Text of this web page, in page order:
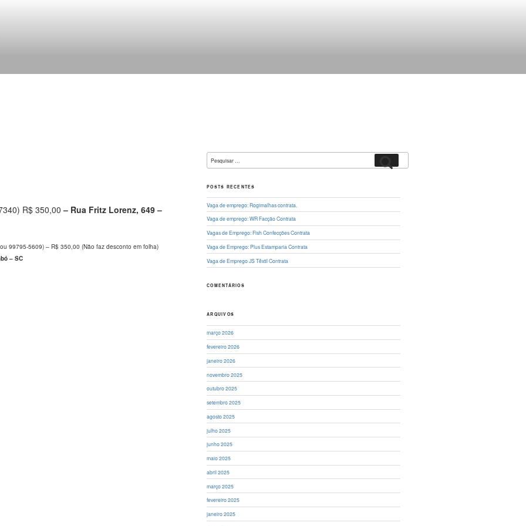
R$ 350,00– Rua Fritz Lorenz, 649 –
99795-5609) – R$ 350,00 (Não faz desconto em folha)
– SC
Pesquisar
por:
POSTS RECENTES
Vaga de emprego: Rogimalhas contrata.
Vaga de emprego: WR Facção Contrata
Vagas de Emprego: Fish Confecções Contrata
Vaga de Emprego: Plus Estamparia Contrata
Vaga de Emprego JS Têxtil Contrata
COMENTÁRIOS
ARQUIVOS
março 2026
fevereiro 2026
janeiro 2026
novembro 2025
outubro 2025
setembro 2025
agosto 2025
julho 2025
junho 2025
maio 2025
abril 2025
março 2025
fevereiro 2025
janeiro 2025